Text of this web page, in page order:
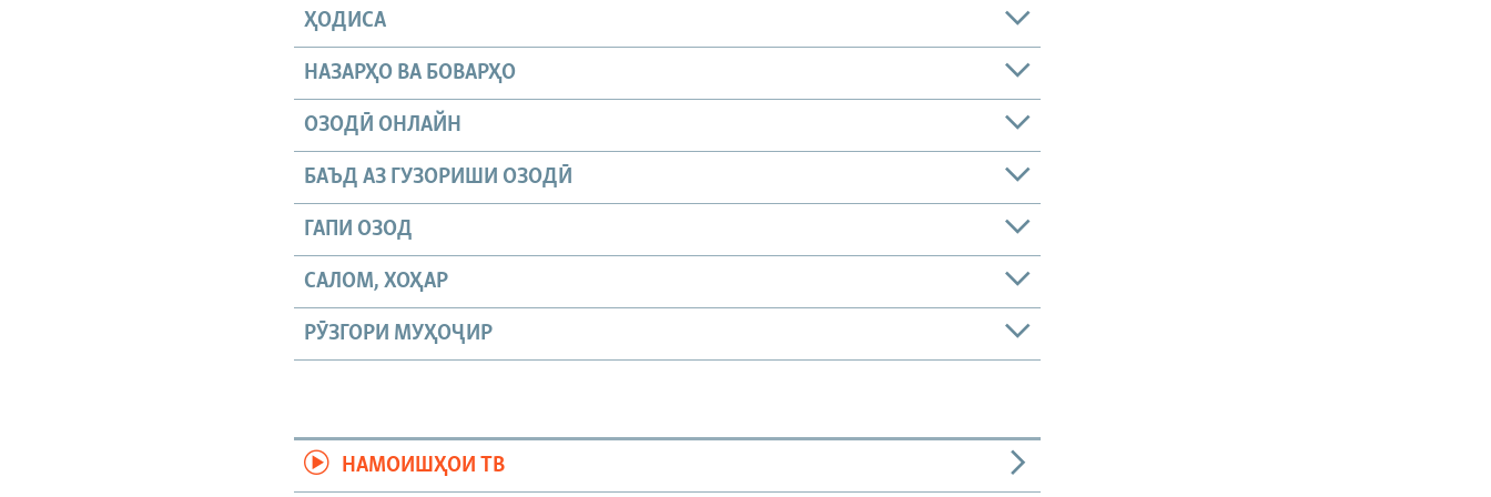
ҲОДИСА
НАЗАРҲО ВА БОВАРҲО
ОЗОДӢ ОНЛАЙН
БАЪД АЗ ГУЗОРИШИ ОЗОДӢ
ГАПИ ОЗОД
САЛОМ, ХОҲАР
РӮЗГОРИ МУҲОҶИР
НАМОИШҲОИ ТВ